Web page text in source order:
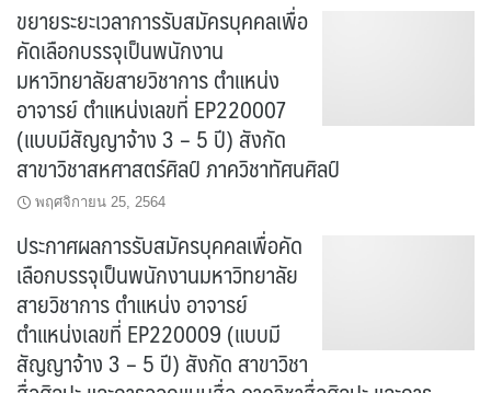
ขยายระยะเวลาการรับสมัครบุคคลเพื่อ
คัดเลือกบรรจุเป็นพนักงาน
มหาวิทยาลัยสายวิชาการ ตำแหน่ง
อาจารย์ ตำแหน่งเลขที่ EP220007
(แบบมีสัญญาจ้าง 3 – 5 ปี) สังกัด
สาขาวิชาสหศาสตร์ศิลป์ ภาควิชาทัศนศิลป์
พฤศจิกายน 25, 2564
ประกาศผลการรับสมัครบุคคลเพื่อคัด
เลือกบรรจุเป็นพนักงานมหาวิทยาลัย
สายวิชาการ ตำแหน่ง อาจารย์
ตำแหน่งเลขที่ EP220009 (แบบมี
สัญญาจ้าง 3 – 5 ปี) สังกัด สาขาวิชา